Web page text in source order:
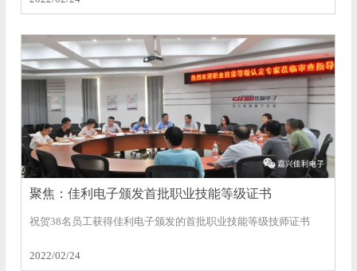
聚焦：佳利电子颁发首批职业技能等级证书
祝贺38名员工获得佳利电子颁发的首批职业技能等级技师证书
2022/02/24